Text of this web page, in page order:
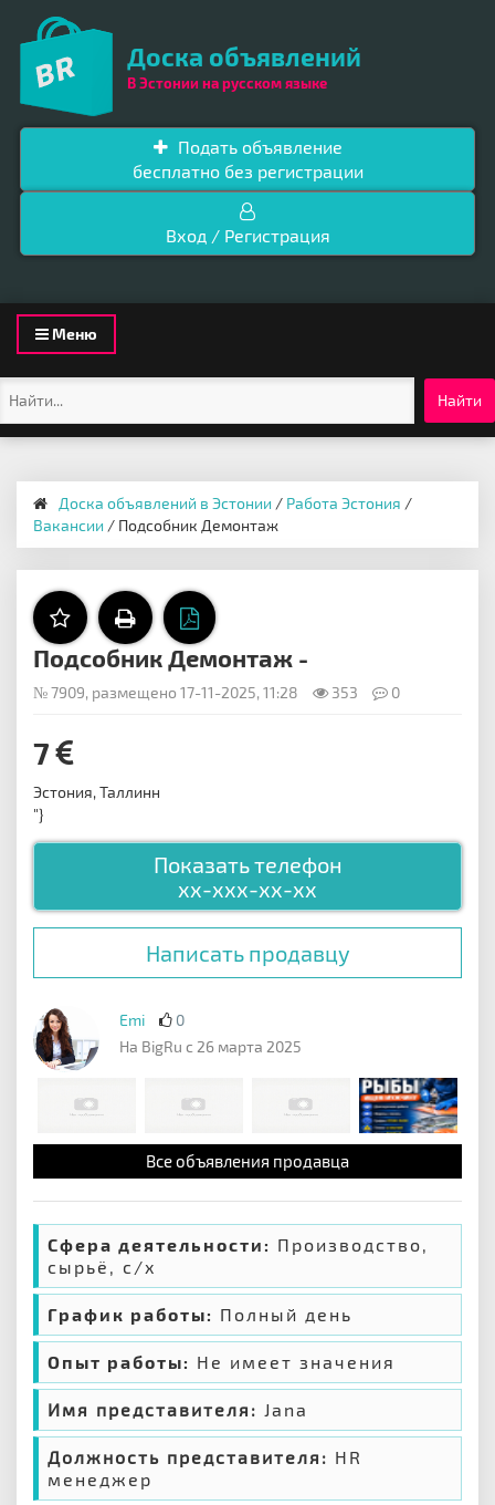
Доска объявлений
В Эстонии на русском языке
Подать объявление
бесплатно без регистрации
Вход / Регистрация
Toggle
navigation
Меню
Найти
Доска объявлений в Эстонии / Работа Эстония /
Вакансии / Подсобник Демонтаж
Подсобник Демонтаж -
№ 7909, размещено 17-11-2025, 11:28 353 0
7
Эстония, Таллинн
"}
Показать телефон
xx-xxx-xx-xx
Написать продавцу
Emi
0
На BigRu с 26 марта 2025
Все объявления продавца
Сфера деятельности: Производство,
сырьё, с/х
График работы: Полный день
Опыт работы: Не имеет значения
Имя представителя: Jana
Должность представителя: HR
менеджер